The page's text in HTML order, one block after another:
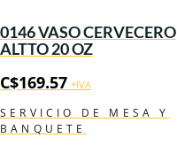
0146 VASO CERVECERO
ALTTO 20 OZ
C$169.57 +IVA
SERVICIO DE MESA Y
BANQUETE